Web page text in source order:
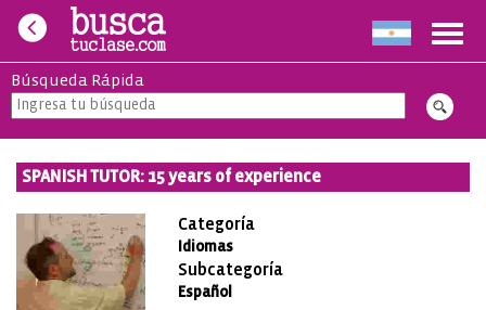
Búsqueda Rápida
SPANISH TUTOR: 15 years of experience
Categoría
Idiomas
Subcategoría
Español